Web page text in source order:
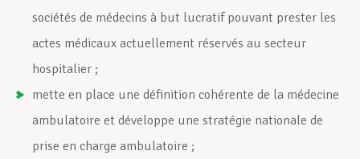
sociétés de médecins à but lucratif pouvant prester les
actes médicaux actuellement réservés au secteur
hospitalier ;
mette en place une définition cohérente de la médecine
ambulatoire et développe une stratégie nationale de
prise en charge ambulatoire ;